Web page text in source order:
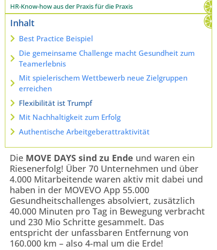
HR-Know-how aus der Praxis für die Praxis
Inhalt
Best Practice Beispiel
Die gemeinsame Challenge macht Gesundheit zum
Teamerlebnis
Mit spielerischem Wettbewerb neue Zielgruppen
erreichen
Flexibilität ist Trumpf
Mit Nachhaltigkeit zum Erfolg
Authentische Arbeitgeberattraktivität
Die MOVE DAYS sind zu Ende und waren ein
Riesenerfolg! Über 70 Unternehmen und über
4.000 Mitarbeitende waren aktiv mit dabei und
haben in der MOVEVO App 55.000
Gesundheitschallenges absolviert, zusätzlich
40.000 Minuten pro Tag in Bewegung verbracht
und 230 Mio Schritte gesammelt. Das
entspricht der unfassbaren Entfernung von
160.000 km – also 4-mal um die Erde!